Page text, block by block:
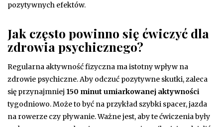
pozytywnych efektów.
Jak często powinno się ćwiczyć dla
zdrowia psychicznego?
Regularna aktywność fizyczna ma istotny wpływ na
zdrowie psychiczne. Aby odczuć pozytywne skutki, zaleca
się przynajmniej 150 minut umiarkowanej aktywności
tygodniowo. Może to być na przykład szybki spacer, jazda
na rowerze czy pływanie. Ważne jest, aby te ćwiczenia były